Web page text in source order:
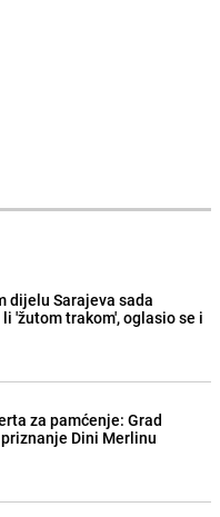
dijelu Sarajeva sada
'žutom trakom', oglasio se i
za pamćenje: Grad
Dini Merlinu